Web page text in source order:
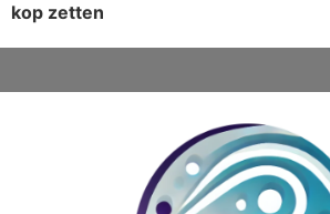
kop zetten